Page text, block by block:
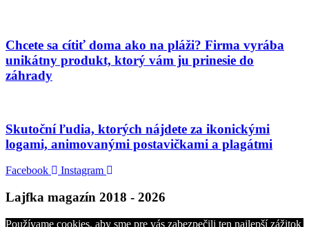
Chcete sa cítiť doma ako na pláži? Firma vyrába
unikátny produkt, ktorý vám ju prinesie do
záhrady
Skutoční ľudia, ktorých nájdete za ikonickými
logami, animovanými postavičkami a plagátmi
Facebook Instagram
Lajfka magazín 2018 - 2026
Používame cookies, aby sme pre vás zabezpečili ten najlepší zážitok